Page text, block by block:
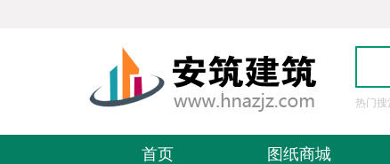
热门搜
首页 图纸商城